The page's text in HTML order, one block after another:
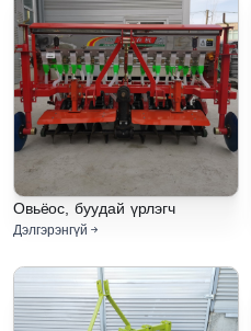
Овьёос, буудай үрлэгч
Дэлгэрэнгүй